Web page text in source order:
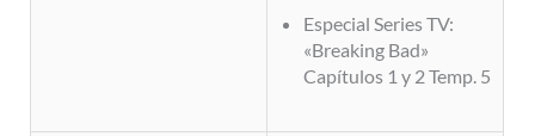
Especial Series TV:
«Breaking Bad»
Capítulos 1 y 2 Temp. 5